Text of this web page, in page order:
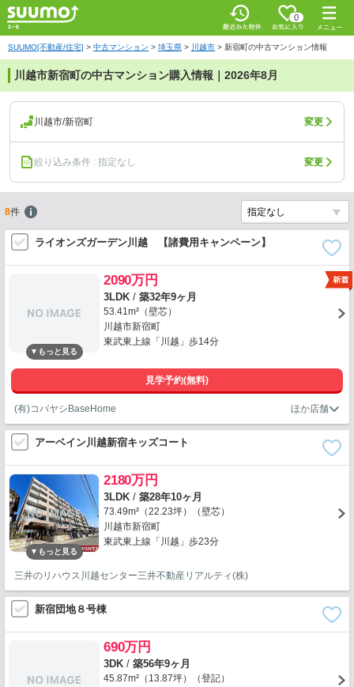
0
SUUMO[不動産/住宅] > 中古マンション > 埼玉県 > 川越市 > 新宿町の中古マンション情報
川越市新宿町の中古マンション購入情報｜2026年8月
川越市/新宿町 変更
絞り込み条件 : 指定なし 変更
8件
ライオンズガーデン川越 【諸費用キャンペーン】
2090万円
3LDK / 築32年9ヶ月
53.41m²（壁芯）
川越市新宿町
東武東上線「川越」歩14分
見学予約(無料)
(有)コバヤシBaseHome
アーベイン川越新宿キッズコート
2180万円
3LDK / 築28年10ヶ月
73.49m²（22.23坪）（壁芯）
川越市新宿町
東武東上線「川越」歩23分
三井のリハウス川越センター三井不動産リアルティ(株)
新宿団地８号棟
690万円
3DK / 築56年9ヶ月
45.87m²（13.87坪）（登記）